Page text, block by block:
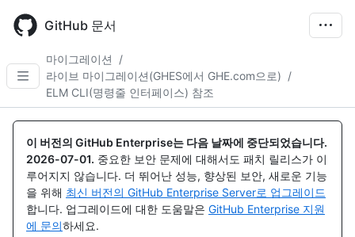
main
GitHub 문서
마이그레이션
/
라이브 마이그레이션(GHES에서 GHE.com으로) /
ELM CLI(명령줄 인터페이스) 참조
이 버전의 GitHub Enterprise는 다음 날짜에 중단되었습니다.
2026-07-01. 중요한 보안 문제에 대해서도 패치 릴리스가 이
루어지지 않습니다. 더 뛰어난 성능, 향상된 보안, 새로운 기능
을 위해 최신 버전의 GitHub Enterprise Server로 업그레이드
합니다. 업그레이드에 대한 도움말은 GitHub Enterprise 지원
에 문의하세요.